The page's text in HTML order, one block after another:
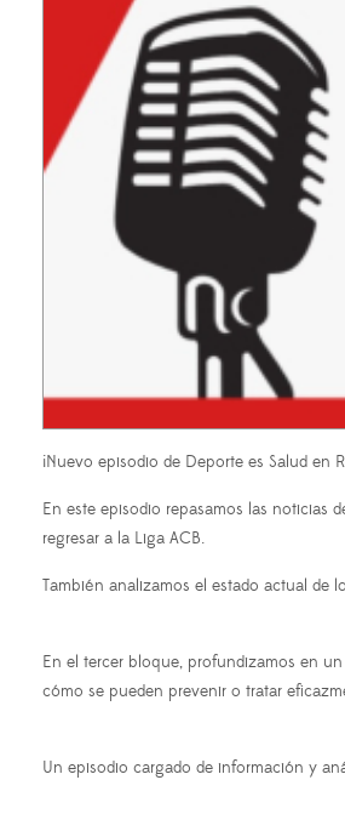
¡Nuevo episodio de Deporte es Salud en
En este episodio repasamos las noticias
regresar a la Liga ACB.
También analizamos el estado actual de
En el tercer bloque, profundizamos en
cómo se pueden prevenir o tratar
Un episodio cargado de información y